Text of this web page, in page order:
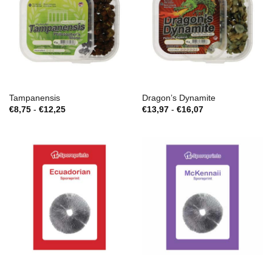
Tampanensis
€8,75 - €12,25Zakres
Dragon’s Dynamite
€13,97 - €16,07Zakres